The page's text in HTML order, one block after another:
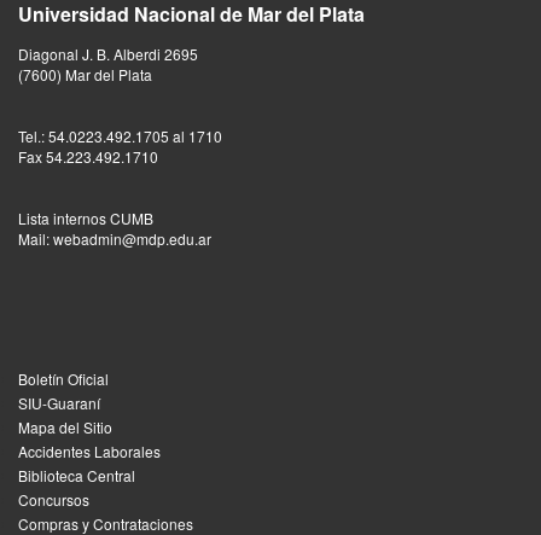
Universidad Nacional de Mar del Plata
Diagonal J. B. Alberdi 2695
(7600) Mar del Plata
Tel.: 54.0223.492.1705 al 1710
Fax 54.223.492.1710
Lista internos CUMB
Mail: webadmin@mdp.edu.ar
Boletín Oficial
SIU-Guaraní
Mapa del Sitio
Accidentes Laborales
Biblioteca Central
Concursos
Compras y Contrataciones